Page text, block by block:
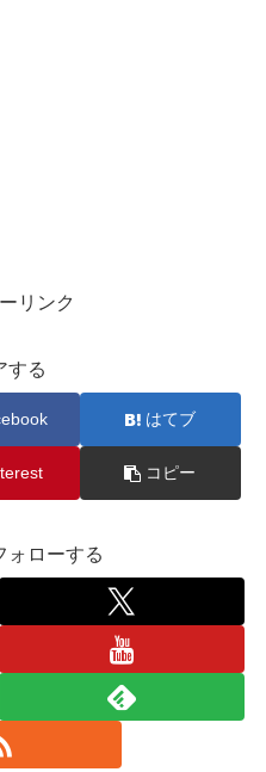
リンク
する
はてブ
コピー
ォローする